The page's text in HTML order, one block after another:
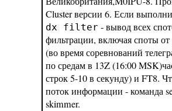
Cluster версии 6. Если
dx filter - вывод всех
фильтрации, включая споты
(во время соревнований
по средам в 13Z (16:00
строк 5-10 в секунду) и FT8.
поток информации - команда
skimmer.